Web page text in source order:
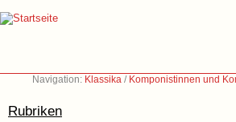
Navigation: Klassika / Komponistinnen und
Rubriken